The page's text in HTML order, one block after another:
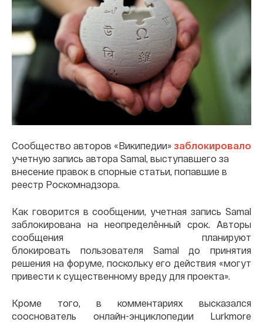
Сообщество авторов «Википедии» заблокировало
учетную запись автора Samal, выступавшего за
внесение правок в спорные статьи, попавшие в
реестр Роскомнадзора.
Как говорится в сообщении, учетная запись Samal
заблокирована на неопределённый срок. Авторы
сообщения планируют
блокировать пользователя Samal до принятия
решения на форуме, поскольку его действия «могут
привести к существенному вреду для проекта».
Кроме того, в комментариях высказался
сооснователь онлайн-энциклопедии Lurkmore